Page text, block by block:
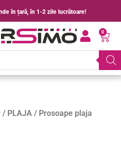
în țară, în 1-2 zile lucrătoare!
0
Cart
/ PLAJA / Prosoape plaja
Sortat
după